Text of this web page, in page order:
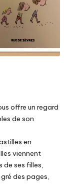
offre un regard
de son
en
viennent
de ses filles,
des pages,